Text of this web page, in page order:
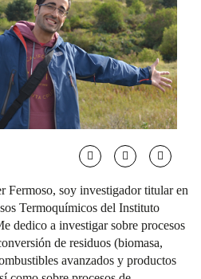
Fermoso, soy investigador titular en
Termoquímicos del Instituto
dedico a investigar sobre procesos
de residuos (biomasa,
avanzados y productos